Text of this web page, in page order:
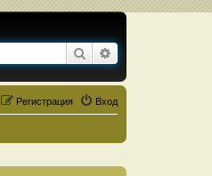
Поиск
Вход
Регистрация